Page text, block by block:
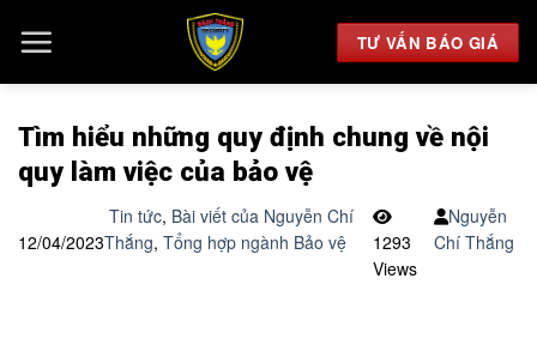
đến
TƯ VẤN BÁO GIÁ
Tìm hiểu những quy định chung về nội
quy làm việc của bảo vệ
12/04/2023
Tin tức, Bài viết của Nguyễn Chí
Thắng, Tổng hợp ngành Bảo vệ
1293
Views
Nguyễn
Chí Thắng